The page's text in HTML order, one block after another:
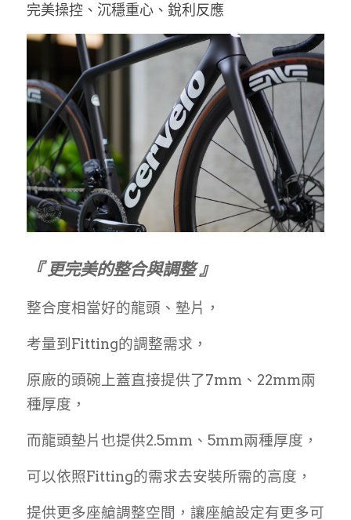
完美操控、沉穩重心、銳利反應
『 更完美的整合與調整 』
整合度相當好的龍頭、墊片，
考量到Fitting的調整需求，
原廠的頭碗上蓋直接提供了7mm、22mm兩
種厚度，
而龍頭墊片也提供2.5mm、5mm兩種厚度，
可以依照Fitting的需求去安裝所需的高度，
提供更多座艙調整空間，讓座艙設定有更多可